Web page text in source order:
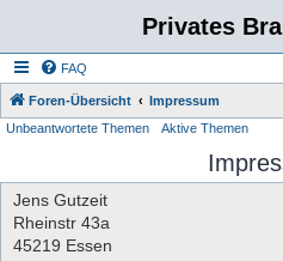
Privates
FAQ
Foren-Übersicht Impressum
Unbeantwortete Themen Aktive Themen
Jens Gutzeit
Rheinstr 43a
45219 Essen